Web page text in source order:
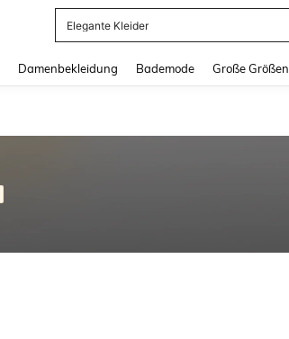
Elegante Kleider
Damenbekleidung Bademode Große Größen